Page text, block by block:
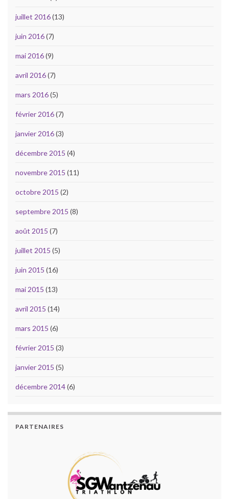
juillet 2016(13)
juin 2016(7)
mai 2016(9)
avril 2016(7)
mars 2016(5)
février 2016(7)
janvier 2016(3)
décembre 2015 (4)
novembre 2015 (11)
octobre 2015 (2)
septembre 2015 (8)
août 2015 (7)
juillet 2015 (5)
juin 2015 (16)
mai 2015 (13)
avril 2015 (14)
mars 2015 (6)
février 2015 (3)
janvier 2015 (5)
décembre 2014(6)
PARTENAIRES